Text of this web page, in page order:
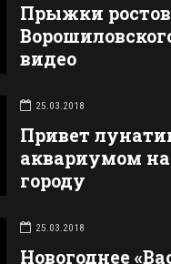
Прыжки
видео
25.03.2018
Привет
аквариумом на
городу
25.03.2018
Новогоднее